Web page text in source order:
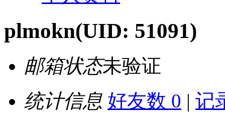
plmokn(UID: 51091)
邮箱状态未验证
统计信息 好友数 0 | 记